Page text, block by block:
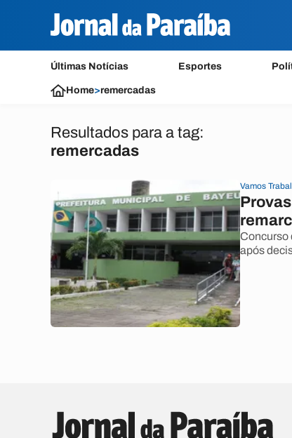
Últimas Notícias Esportes
Home>remercadas
Resultados para a tag:
remercadas
Vamos
Concurso
após